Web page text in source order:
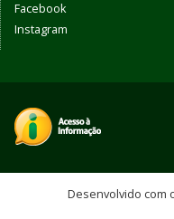
Facebook
Instagram
Desenvolvido com